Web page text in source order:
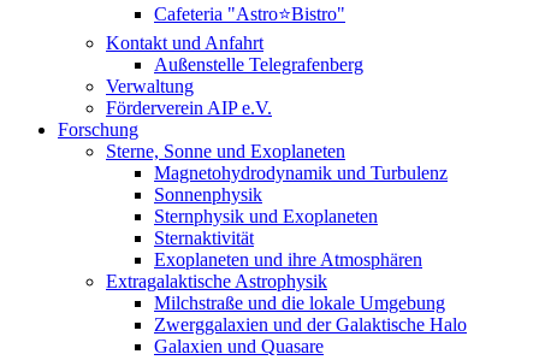
Cafeteria "Astro⭐Bistro"
Kontakt und Anfahrt
Außenstelle Telegrafenberg
Verwaltung
Förderverein AIP e.V.
Forschung
Sterne, Sonne und Exoplaneten
Magnetohydrodynamik und Turbulenz
Sonnenphysik
Sternphysik und Exoplaneten
Sternaktivität
Exoplaneten und ihre Atmosphären
Extragalaktische Astrophysik
Milchstraße und die lokale Umgebung
Zwerggalaxien und der Galaktische Halo
Galaxien und Quasare